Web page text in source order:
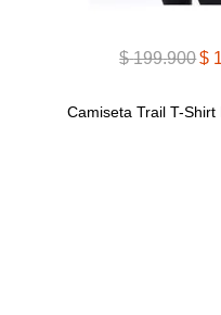
$ 199.900$
Camiseta Trail T-Shirt